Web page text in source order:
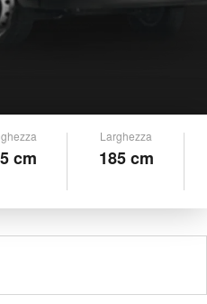
cm
Larghezza
185 cm